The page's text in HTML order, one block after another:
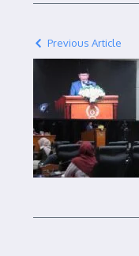
Previous Article